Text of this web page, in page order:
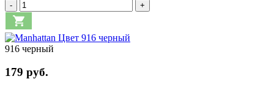
- +
916 черный
179 руб.